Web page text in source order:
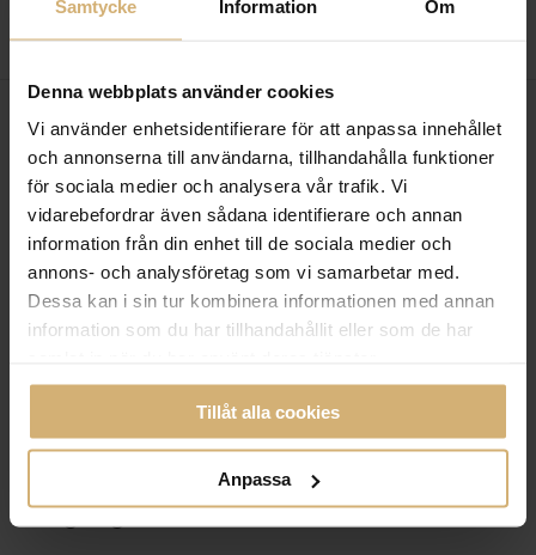
Samtycke Information Om
Denna webbplats använder cookies
Vi använder enhetsidentifierare för att anpassa innehållet
och annonserna till användarna, tillhandahålla funktioner
för sociala medier och analysera vår trafik. Vi
vidarebefordrar även sådana identifierare och annan
information från din enhet till de sociala medier och
annons- och analysföretag som vi samarbetar med.
Dessa kan i sin tur kombinera informationen med annan
information som du har tillhandahållit eller som de har
Tillåt alla cookies
Anpassa
VÅRDNADSTVISTER
Umgänge med barn